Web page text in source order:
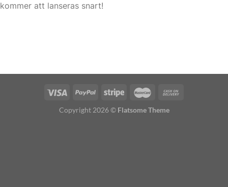
kommer att lanseras snart!
Copyright 2026 © Flatsome Theme